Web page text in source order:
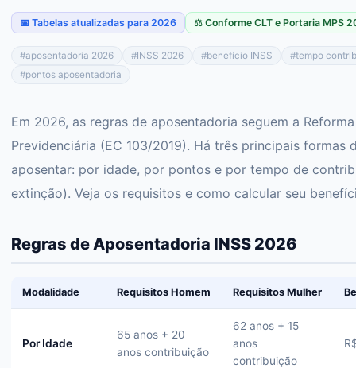
📅 Tabelas atualizadas para 2026 ⚖️ Conforme CLT e Portaria MPS
#aposentadoria 2026 #INSS 2026 #benefício INSS #tempo
#pontos aposentadoria
Em 2026, as regras de aposentadoria seguem a Reforma
Previdenciária (EC 103/2019). Há três principais formas
aposentar: por idade, por pontos e por tempo de
extinção). Veja os requisitos e como calcular seu
Regras de Aposentadoria INSS 2026
Modalidade Requisitos Homem Requisitos Mulher
Por Idade
65 anos + 20
anos contribuição
62 anos + 15
anos
contribuição